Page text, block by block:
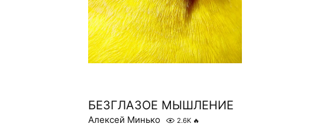
БЕЗГЛАЗОЕ МЫШЛЕНИЕ
Алексей Минько 2.6K 🔥